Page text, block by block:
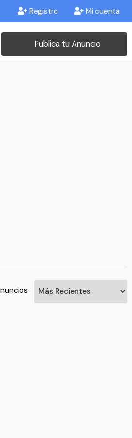
Registro Mi cuenta
Publica tu Anuncio